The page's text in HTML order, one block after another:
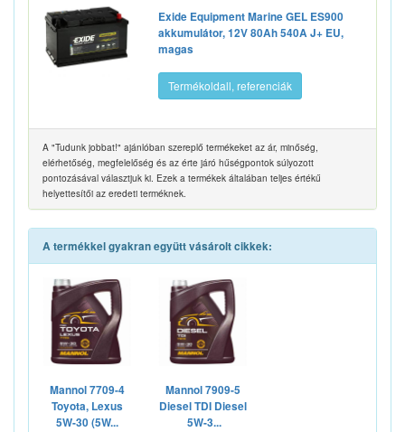
Exide Equipment Marine GEL ES900
akkumulátor, 12V 80Ah 540A J+ EU,
magas
Termékoldall, referenciák
A "Tudunk jobbat!" ajánlóban szereplő termékeket az ár, minőség,
elérhetőség, megfelelőség és az érte járó hűségpontok súlyozott
pontozásával választjuk ki. Ezek a termékek általában teljes értékű
helyettesítői az eredeti terméknek.
A termékkel gyakran együtt vásárolt cikkek:
Mannol 7709-4
Toyota, Lexus
5W-30 (5W...
Mannol 7909-5
Diesel TDI Diesel
5W-3...